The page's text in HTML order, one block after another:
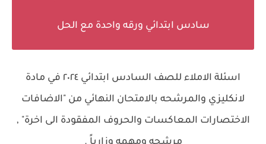
سادس ابتدائي ورقه واحدة مع الحل
اسئلة الاملاء للصف السادس ابتدائي ٢٠٢٤ في مادة
لانكليزي والمرشحه بالامتحان النهائي من "الاضافات
الاختصارات المعاكسات والحروف المفقودة الى اخرة" ,